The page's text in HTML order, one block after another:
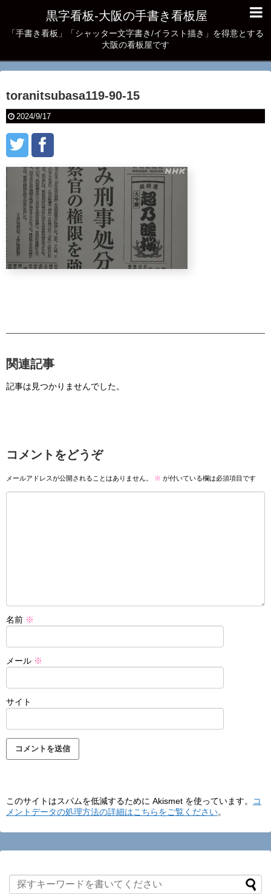
黒字看板‐大阪の手書き看板屋
「手書き看板」「シャッター文字書き/イラスト描き」を得意とする
大阪の看板屋です
toranitsubasa119-90-15
2024/9/17
関連記事
記事は見つかりませんでした。
コメントをどうぞ
メールアドレスが公開されることはありません。 ※ が付いている欄は必須項目です
名前 ※
メール ※
サイト
このサイトはスパムを低減するために Akismet を使っています。
コ
メントデータの処理方法の詳細はこちらをご覧ください。